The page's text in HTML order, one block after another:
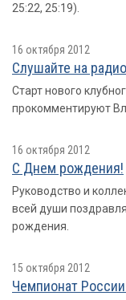
25:22, 25:19).
16 октября 2012
Слушайте на
Старт нового
прокомментируют
16 октября 2012
С Днем рождения!
Руководство и
всей души
рождения.
15 октября 2012
Чемпионат